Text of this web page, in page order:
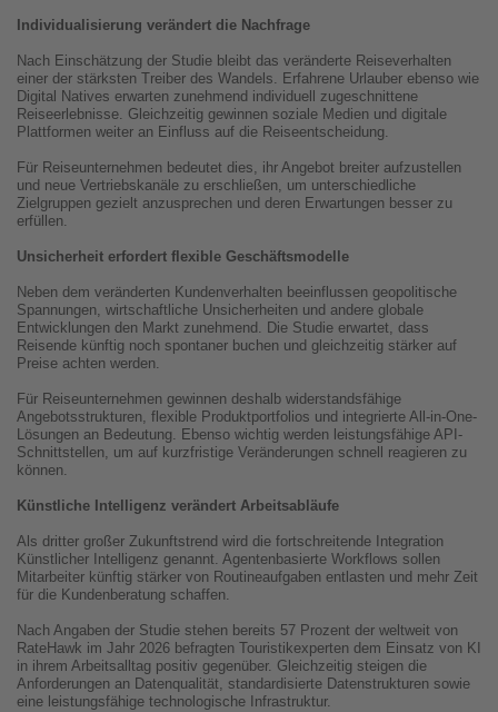
Individualisierung verändert die Nachfrage
Nach Einschätzung der Studie bleibt das veränderte Reiseverhalten
einer der stärksten Treiber des Wandels. Erfahrene Urlauber ebenso wie
Digital Natives erwarten zunehmend individuell zugeschnittene
Reiseerlebnisse. Gleichzeitig gewinnen soziale Medien und digitale
Plattformen weiter an Einfluss auf die Reiseentscheidung.
Für Reiseunternehmen bedeutet dies, ihr Angebot breiter aufzustellen
und neue Vertriebskanäle zu erschließen, um unterschiedliche
Zielgruppen gezielt anzusprechen und deren Erwartungen besser zu
erfüllen.
Unsicherheit erfordert flexible Geschäftsmodelle
Neben dem veränderten Kundenverhalten beeinflussen geopolitische
Spannungen, wirtschaftliche Unsicherheiten und andere globale
Entwicklungen den Markt zunehmend. Die Studie erwartet, dass
Reisende künftig noch spontaner buchen und gleichzeitig stärker auf
Preise achten werden.
Für Reiseunternehmen gewinnen deshalb widerstandsfähige
Angebotsstrukturen, flexible Produktportfolios und integrierte All-in-One-
Lösungen an Bedeutung. Ebenso wichtig werden leistungsfähige API-
Schnittstellen, um auf kurzfristige Veränderungen schnell reagieren zu
können.
Künstliche Intelligenz verändert Arbeitsabläufe
Als dritter großer Zukunftstrend wird die fortschreitende Integration
Künstlicher Intelligenz genannt. Agentenbasierte Workflows sollen
Mitarbeiter künftig stärker von Routineaufgaben entlasten und mehr Zeit
für die Kundenberatung schaffen.
Nach Angaben der Studie stehen bereits 57 Prozent der weltweit von
RateHawk im Jahr 2026 befragten Touristikexperten dem Einsatz von KI
in ihrem Arbeitsalltag positiv gegenüber. Gleichzeitig steigen die
Anforderungen an Datenqualität, standardisierte Datenstrukturen sowie
eine leistungsfähige technologische Infrastruktur.